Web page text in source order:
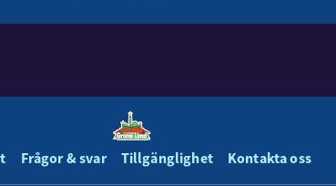
Frågor & svar Tillgänglighet Kontakta oss